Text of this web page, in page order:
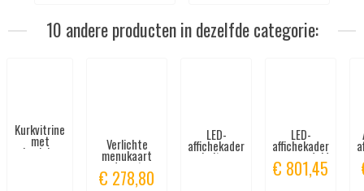
10 andere producten in dezelfde categorie:
Kurkvitrine
met
aluminium Verlichte
menukaart
wandmontage
2x A4
€ 278,80
LED-
affichekader
buiten
LED-
affichekader
vergrendeld
en
waterdicht
€ 801,45